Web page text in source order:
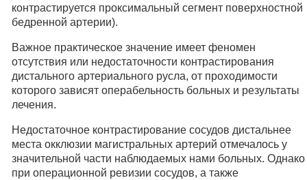
контрастируется проксимальный сегмент поверхностной
бедренной артерии).
Важное практическое значение имеет феномен
отсутствия или недостаточности контрастирования
дистального артериального русла, от проходимости
которого зависят операбельность больных и результаты
лечения.
Недостаточное контрастирование сосудов дистальнее
места окклюзии магистральных артерий отмечалось у
значительной части наблюдаемых нами больных. Однако
при операционной ревизии сосудов, а также